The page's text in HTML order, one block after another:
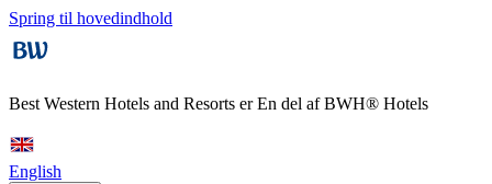
Spring til hovedindhold
Best Western Hotels and Resorts erEn del af BWH® Hotels
English